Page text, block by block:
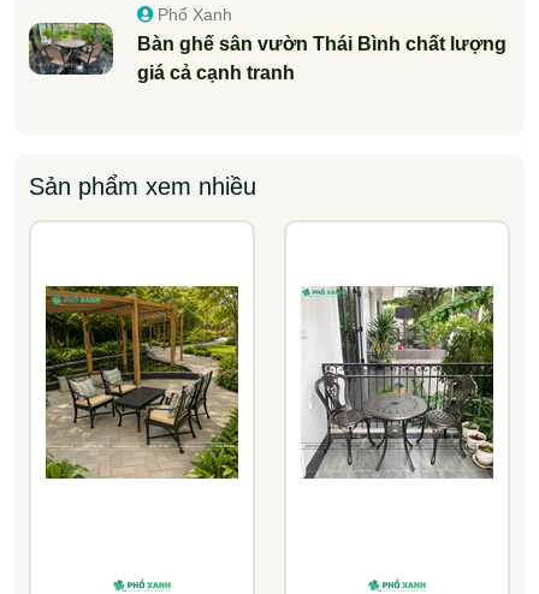
Phố Xanh
Bàn ghế sân vườn Thái Bình chất lượng
giá cả cạnh tranh
Sản phẩm xem nhiều